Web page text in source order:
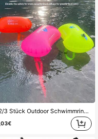
1/2/3 Stück Outdoor Schwimmring, einfache Aufblasung mit großem Luftventil, verdicktes PVC-Material mit Taillengurt, hochschwimmfähige Wasserruheinsel, Strandessentials, Strandzubehör, Poolschwimmring
,03€